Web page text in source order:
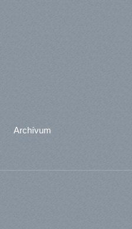
Archívum